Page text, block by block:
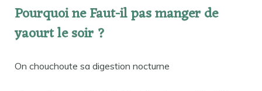
Pourquoi ne Faut-il pas manger de
yaourt le soir ?
On chouchoute sa digestion nocturne